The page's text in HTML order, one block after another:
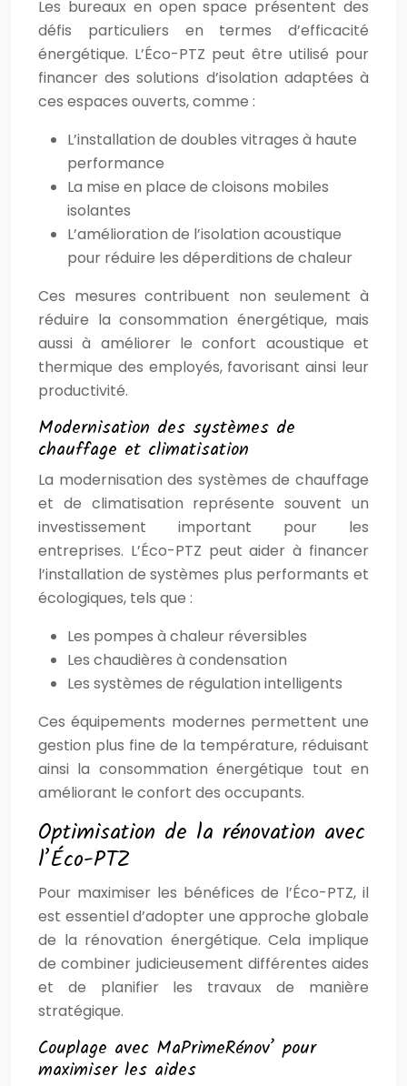
Les bureaux en open space présentent des
défis particuliers en termes d’efficacité
énergétique. L’Éco-PTZ peut être utilisé pour
financer des solutions d’isolation adaptées à
ces espaces ouverts, comme :
L’installation de doubles vitrages à haute
performance
La mise en place de cloisons mobiles
isolantes
L’amélioration de l’isolation acoustique
pour réduire les déperditions de chaleur
Ces mesures contribuent non seulement à
réduire la consommation énergétique, mais
aussi à améliorer le confort acoustique et
thermique des employés, favorisant ainsi leur
productivité.
Modernisation des systèmes de
chauffage et climatisation
La modernisation des systèmes de chauffage
et de climatisation représente souvent un
investissement important pour les
entreprises. L’Éco-PTZ peut aider à financer
l’installation de systèmes plus performants et
écologiques, tels que :
Les pompes à chaleur réversibles
Les chaudières à condensation
Les systèmes de régulation intelligents
Ces équipements modernes permettent une
gestion plus fine de la température, réduisant
ainsi la consommation énergétique tout en
améliorant le confort des occupants.
Optimisation de la rénovation avec
l’Éco-PTZ
Pour maximiser les bénéfices de l’Éco-PTZ, il
est essentiel d’adopter une approche globale
de la rénovation énergétique. Cela implique
de combiner judicieusement différentes aides
et de planifier les travaux de manière
stratégique.
Couplage avec MaPrimeRénov’ pour
maximiser les aides